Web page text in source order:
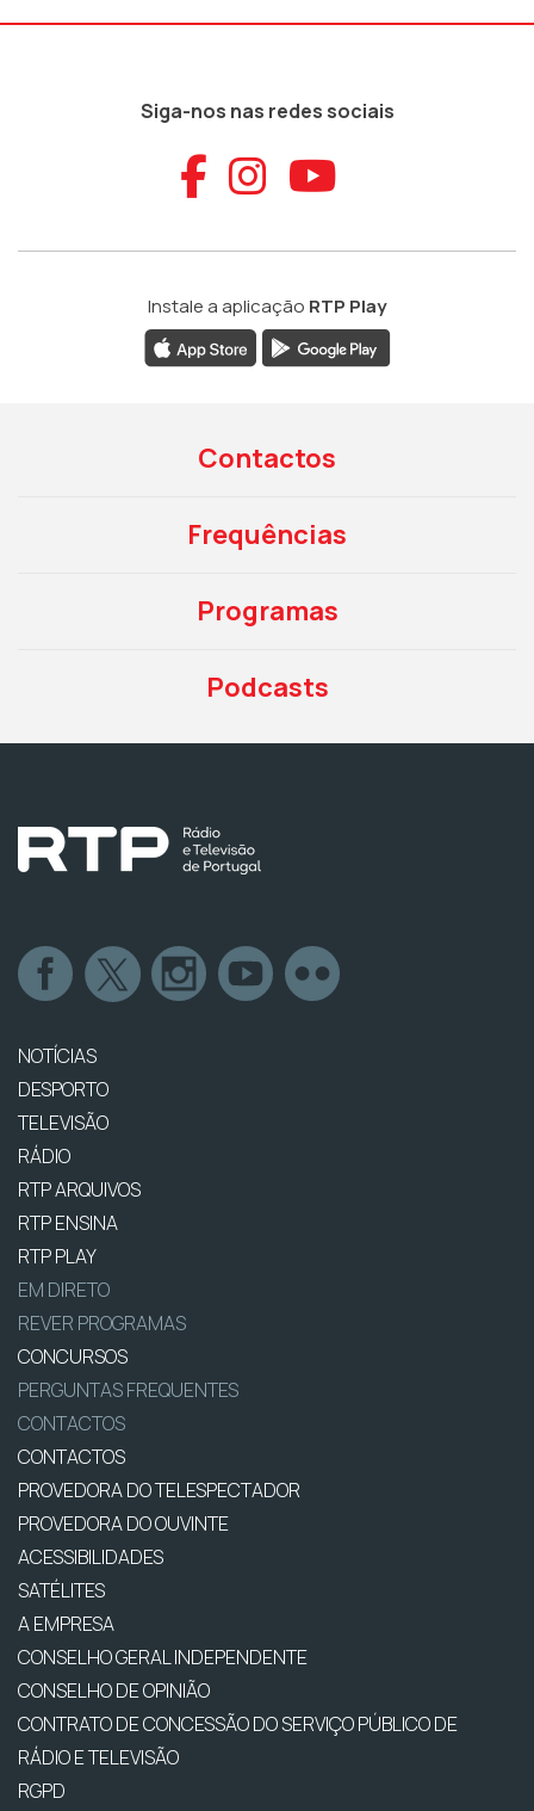
Siga-nos nas redes sociais
Aceder ao
Aceder ao
Aceder
Instale a aplicação RTP Play
Contactos
Frequências
Programas
Podcasts
NOTÍCIAS
DESPORTO
TELEVISÃO
RÁDIO
RTP ARQUIVOS
RTP ENSINA
RTP PLAY
EM DIRETO
REVER PROGRAMAS
CONCURSOS
PERGUNTAS FREQUENTES
CONTACTOS
CONTACTOS
PROVEDORA DO TELESPECTADOR
PROVEDORA DO OUVINTE
ACESSIBILIDADES
SATÉLITES
A EMPRESA
CONSELHO GERAL INDEPENDENTE
CONSELHO DE OPINIÃO
CONTRATO DE CONCESSÃO DO SERVIÇO PÚBLICO DE
RÁDIO E TELEVISÃO
RGPD